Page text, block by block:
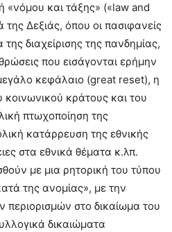
«νόμου και τάξης» («law and
Δεξιάς, όπου οι πασιφανείς
διαχείρισης της πανδημίας,
που εισάγονται ερήμην
κεφάλαιο (great reset), η
κράτους και του
πτωχοποίηση της
κατάρρευση της εθνικής
στα εθνικά θέματα κ.λπ.
με μια ρητορική του τύπου
της ανομίας», με την
στο δικαίωμα του
δικαιώματα